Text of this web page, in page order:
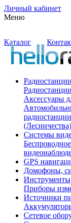
Личный кабинет
Меню
Каталог
Радиостанции
Аксессуары
радиостанции
(Лесничества)
Системы
GPS
Домофоны,
Инструменты
Приборы
Источники
Сетевое